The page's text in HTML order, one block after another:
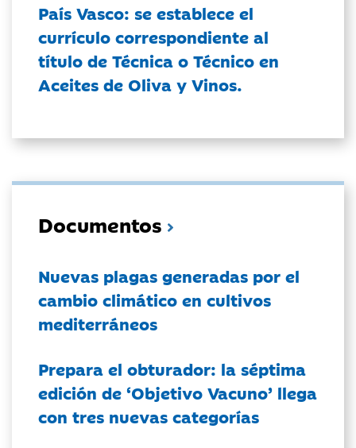
País Vasco: se establece el
currículo correspondiente al
título de Técnica o Técnico en
Aceites de Oliva y Vinos.
Documentos
Nuevas plagas generadas por el
cambio climático en cultivos
mediterráneos
Prepara el obturador: la séptima
edición de ‘Objetivo Vacuno’ llega
con tres nuevas categorías